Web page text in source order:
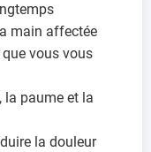
main affectée
vous vous
la paume et la
la douleur